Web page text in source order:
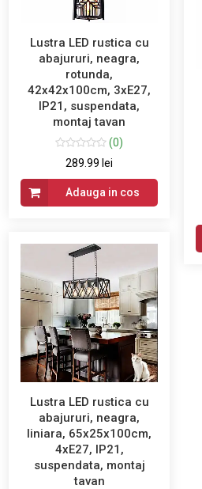
Lustra LED rustica cu
abajururi, neagra,
rotunda,
42x42x100cm, 3xE27,
IP21, suspendata,
montaj tavan
(0)
289.99 lei
Adauga in cos
Lustra LED rustica cu
abajururi, neagra,
liniara, 65x25x100cm,
4xE27, IP21,
suspendata, montaj
tavan